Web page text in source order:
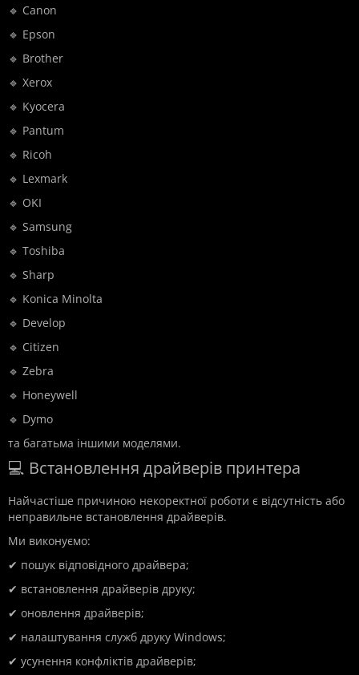
🔹 Canon
🔹 Epson
🔹 Brother
🔹 Xerox
🔹 Kyocera
🔹 Pantum
🔹 Ricoh
🔹 Lexmark
🔹 OKI
🔹 Samsung
🔹 Toshiba
🔹 Sharp
🔹 Konica Minolta
🔹 Develop
🔹 Citizen
🔹 Zebra
🔹 Honeywell
🔹 Dymo
та багатьма іншими моделями.
💻 Встановлення драйверів принтера
Найчастіше причиною некоректної роботи є відсутність або
неправильне встановлення драйверів.
Ми виконуємо:
✔ пошук відповідного драйвера;
✔ встановлення драйверів друку;
✔ оновлення драйверів;
✔ налаштування служб друку Windows;
✔ усунення конфліктів драйверів;